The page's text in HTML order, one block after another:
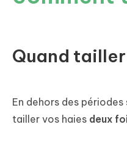
Quand
En dehors des
tailler vos haies deux